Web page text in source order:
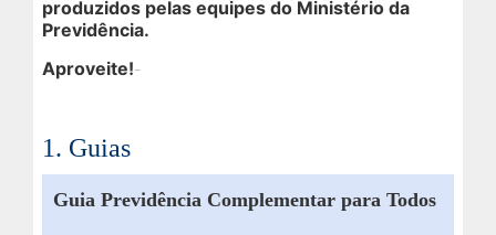
Realizadas
Tutoriais
Comunidades Virtuais
produzidos pelas equipes do Ministério da
Previdência.
Aproveite!-
1. Guias
Guia Previdência Complementar para Todos